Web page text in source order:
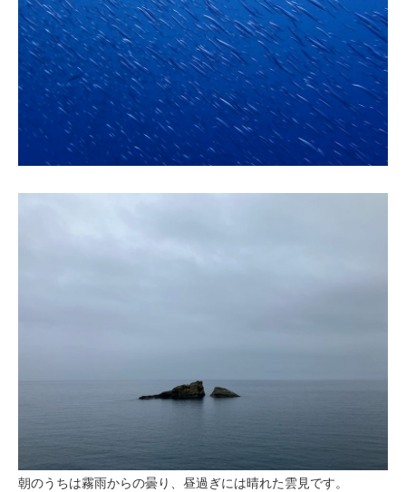
朝のうちは霧雨からの曇り、昼過ぎには晴れた雲見です。